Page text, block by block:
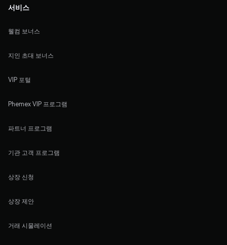
서비스
웰컴 보너스
지인 초대 보너스
VIP 포털
Phemex VIP 프로그램
파트너 프로그램
기관 고객 프로그램
상장 신청
상장 제안
거래 시물레이션